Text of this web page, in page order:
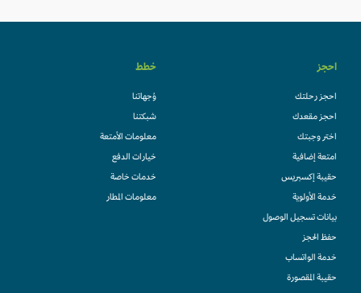
احجز
احجز رحلتك
احجز مقعدك
اختر وجبتك
امتعة إضافية
حقيبة إكسبريس
خدمة الأولوية
بيانات تسجيل الوصول
حفظ الحجز
خدمة الواتساب
حقيبة المقصورة
خطط
وُجهاتنا
شبكتنا
معلومات الأمتعة
خيارات الدفع
خدمات خاصة
معلومات المطار